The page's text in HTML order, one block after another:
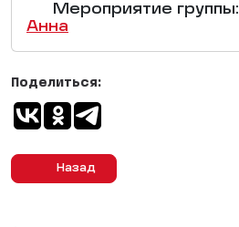
Мероприятие группы:
Анна
Назад
Поделиться: